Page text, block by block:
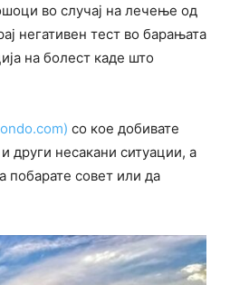
во случај на лечење од
негативен тест во барањата
на болест каде што
со кое добивате
други несакани ситуации, а
побарате совет или да